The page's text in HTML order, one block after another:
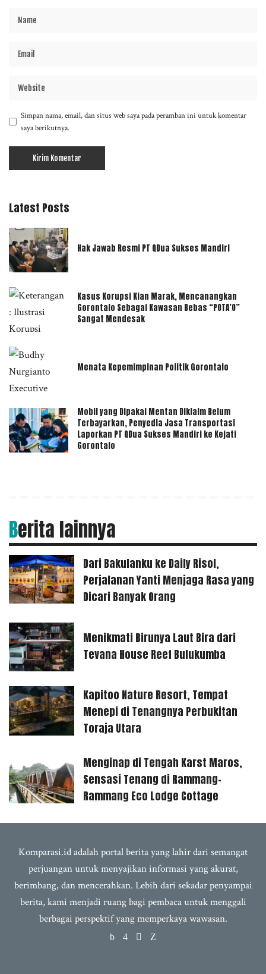
Simpan nama, email, dan situs web saya pada peramban ini untuk komentar
saya berikutnya.
Latest Posts
Hak Jawab Resmi PT QDua Sukses Mandiri
Kasus Korupsi Kian Marak, Mencanangkan
Gorontalo Sebagai Kawasan Bebas “POTA’O”
Sangat Mendesak
Menata Kepemimpinan Politik Gorontalo
Mobil yang Dipakai Mentan Diklaim Belum
Terbayarkan, Penyedia Jasa Transportasi
Laporkan PT QDua Sukses Mandiri ke Kejati
Gorontalo
Berita lainnya
Dari Bakulanku ke Daily Risol,
Perjalanan Yanti Menjaga Rasa yang
Dicari Banyak Orang
Menikmati Birunya Laut Bira dari
Tevana House Reef Bulukumba
Kapitoo Nature Resort, Tempat
Menepi di Tenangnya Perbukitan
Toraja Utara
Menginap di Tengah Karst Maros,
Sensasi Tenang di Rammang-
Rammang Eco Lodge Cottage
Komparasi.id adalah portal berita yang lahir dari semangat
perjuangan untuk menyajikan informasi yang akurat,
berimbang, dan mencerahkan. Lebih dari sekadar penyampai
berita, kami menjadi ruang bagi pembaca untuk menggali
berbagai perspektif yang memperkaya wawasan.